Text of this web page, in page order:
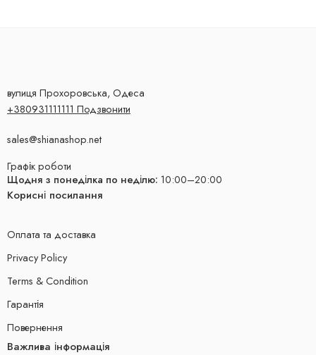
вулиця Прохоровська, Одеса
+380931111111 Подзвонити
sales@shianashop.net
Графік роботи
Щодня з понеділка по неділю: 10:00–20:00
Корисні посилання
Оплата та доставка
Privacy Policy
Terms & Condition
Гарантія
Повернення
Важлива інформація